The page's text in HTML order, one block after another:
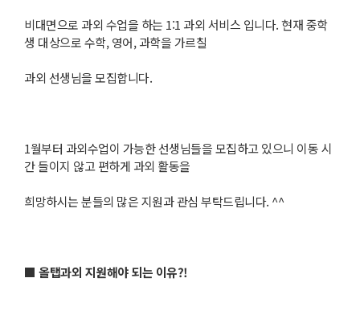
비대면으로 과외 수업을 하는 1:1 과외 서비스 입니다. 현재 중학
생 대상으로 수학, 영어, 과학을 가르칠
과외 선생님을 모집합니다.
1월부터 과외수업이 가능한 선생님들을 모집하고 있으니 이동 시
간 들이지 않고 편하게 과외 활동을
희망하시는 분들의 많은 지원과 관심 부탁드립니다. ^^
■ 올탭과외 지원해야 되는 이유?!